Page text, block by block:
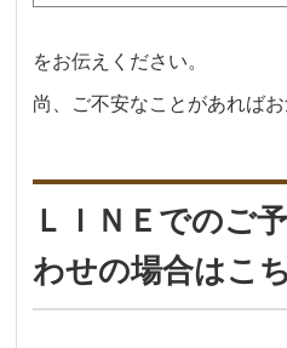
をお伝えください。
尚、ご不安なことがあれば
ＬＩＮＥでのご
わせの場合はこ